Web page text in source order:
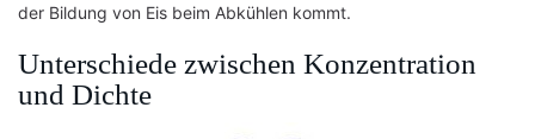
der Bildung von Eis beim Abkühlen kommt.
Unterschiede zwischen Konzentration
und Dichte